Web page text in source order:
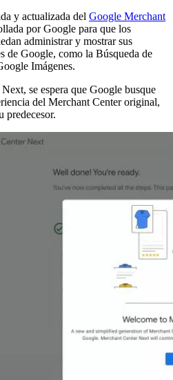
y actualizada del Google Merchant
por Google para que los
administrar y mostrar sus
de Google, como la Búsqueda de
Imágenes.
se espera que Google busque
del Merchant Center original,
predecesor.